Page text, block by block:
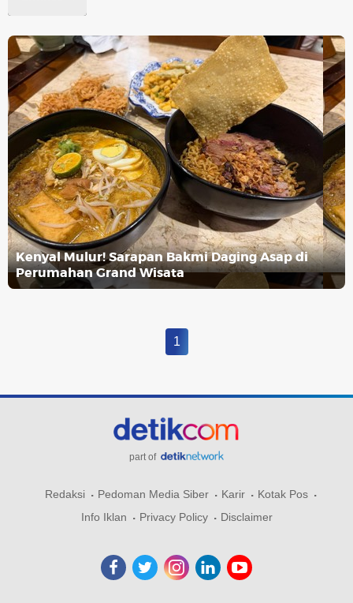
Kenyal Mulur! Sarapan Bakmi Daging Asap di
Perumahan Grand Wisata
1
part of
Redaksi Pedoman Media Siber Karir
Kotak Pos
Info Iklan
Privacy Policy Disclaimer